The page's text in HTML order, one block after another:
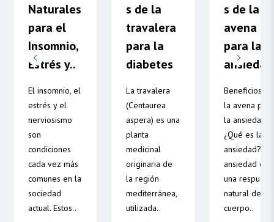
Naturales
para el
Insomnio,
Estrés y..
El insomnio, el
estrés y el
nerviosismo
son
condiciones
cada vez más
comunes en la
sociedad
actual. Estos..
s de la
travalera
para la
diabetes
La travalera
(Centaurea
aspera) es una
planta
medicinal
originaria de
la región
mediterránea,
utilizada..
s de la
avena
para la
Beneficios de
la avena para
la ansiedad,
¿Qué es la
ansiedad? la
ansiedad es
una
natural del
cuerpo..